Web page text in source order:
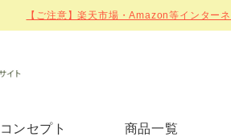
【ご注意】楽天市場・Amazon等インター
コンセプト 商品一覧